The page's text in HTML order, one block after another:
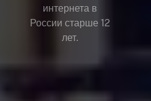
интернета в
России старше 12
лет.